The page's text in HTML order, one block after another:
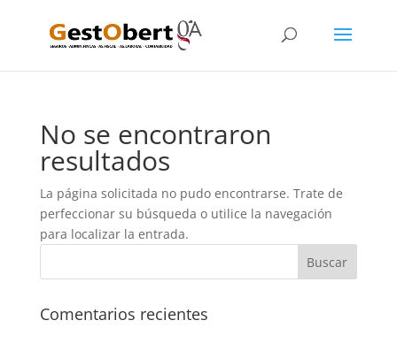
No se encontraron
resultados
La página solicitada no pudo encontrarse. Trate de
perfeccionar su búsqueda o utilice la navegación
para localizar la entrada.
Comentarios recientes